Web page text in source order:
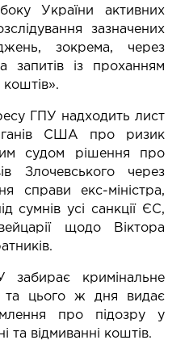
України активних
зазначених
зокрема, через
запитів із проханням
ГПУ надходить лист
США про ризик
судом рішення про
Злочевського через
справи екс-міністра,
сумнів усі санкції ЄС,
щодо Віктора
кримінальне
цього ж дня видає
про підозру у
та відмиванні коштів.